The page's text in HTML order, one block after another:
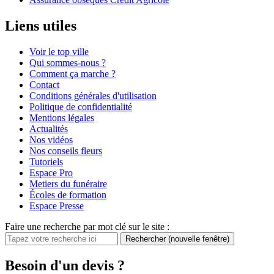
Liens utiles
Voir le top ville
Qui sommes-nous ?
Comment ça marche ?
Contact
Conditions générales d'utilisation
Politique de confidentialité
Mentions légales
Actualités
Nos vidéos
Nos conseils fleurs
Tutoriels
Espace Pro
Metiers du funéraire
Écoles de formation
Espace Presse
Faire une recherche par mot clé sur le site :
Rechercher (nouvelle fenêtre)
Besoin d'un devis ?